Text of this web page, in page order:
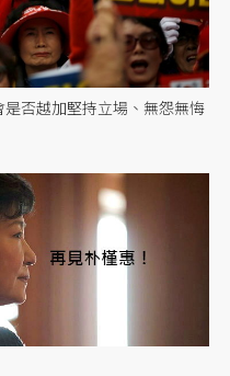
否越加堅持立場、無怨無悔